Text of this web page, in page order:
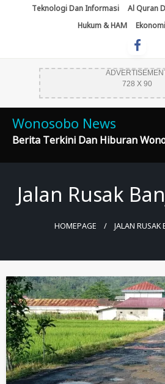
Teknologi Dan Informasi Al Quran
Hukum & HAM
728 X 90
Wonosobo News
Berita Terkini Dan Hiburan
Jalan Rusak
HOMEPAGE JALAN RUSAK